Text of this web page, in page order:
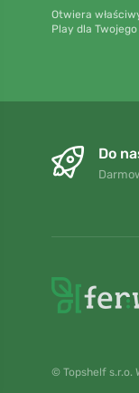
Otwiera
Play dla
Do
© Topshelf s.r.o.